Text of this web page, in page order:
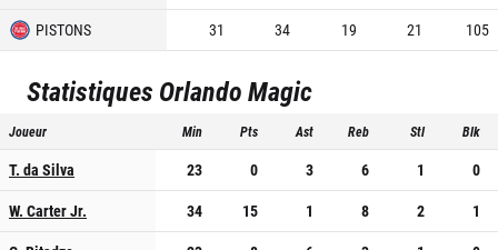
PISTONS
31 34 19 21 105
Statistiques Orlando Magic
Joueur Min Pts Ast Reb Stl Blk
T. da Silva 23 0 3 6 1
0
W. Carter Jr.
34 15 1 8 2
1